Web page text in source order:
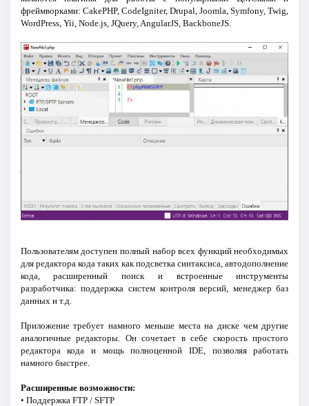
фреймворками: CakePHP, CodeIgniter, Drupal, Joomla, Symfony, Twig,
WordPress, Yii, Node.js, JQuery, AngularJS, BackboneJS.
Пользователям доступен полный набор всех функций необходимых
для редактора кода таких как подсветка синтаксиса, автодополнение
кода, расширенный поиск и встроенные инструменты
разработчика: поддержка систем контроля версий, менеджер баз
данных и т.д.
Приложение требует намного меньше места на диске чем другие
аналогичные редакторы. Он сочетает в себе скорость простого
редактора кода и мощь полноценной IDE, позволяя работать
намного быстрее.
Расширенные возможности:
• Поддержка FTP / SFTP